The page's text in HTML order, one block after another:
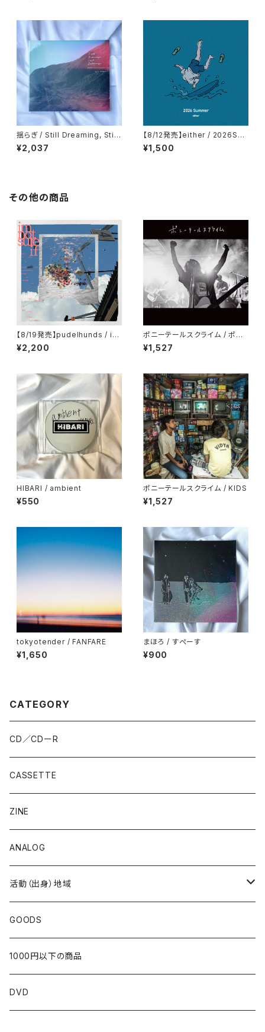
揺らぎ / Still Dreaming, Still
Deafening
¥2,037
【8/12発売】either / 2026Su
mmer
¥1,500
その他の商品
【8/19発売】pudelhunds / im
notsureif
¥2,200
ポニーテールスクライム / ポニ
ーテールスクライム
¥1,527
HIBARI / ambient
¥550
ポニーテールスクライム / KIDS
¥1,527
tokyotender / FANFARE
¥1,650
まほろ / すぺーす
¥900
CATEGORY
CD／CDーR
CASSETTE
ZINE
ANALOG
活動（出身）地域
北海道
東北
青森
関東
GOODS
1000円以下の商品
DVD